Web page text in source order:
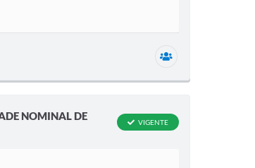
NOMINAL DE
VIGENTE